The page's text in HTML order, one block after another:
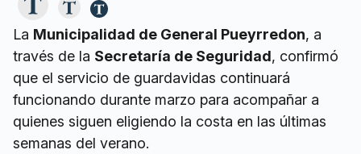
La Municipalidad de General Pueyrredon, a
través de la Secretaría de Seguridad, confirmó
que el servicio de guardavidas continuará
funcionando durante marzo para acompañar a
quienes siguen eligiendo la costa en las últimas
semanas del verano.